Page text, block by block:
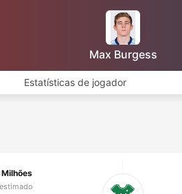
Max Burgess
Estatísticas de jogador